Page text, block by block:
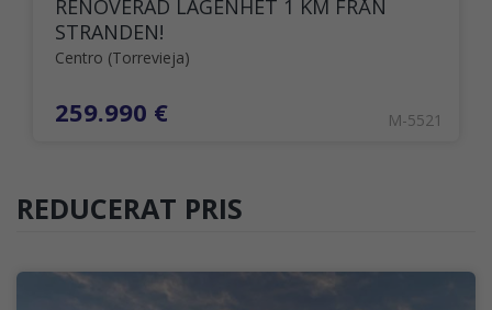
RENOVERAD LÄGENHET 1 KM FRÅN
STRANDEN!
Centro (Torrevieja)
259.990 € M-5521
REDUCERAT PRIS